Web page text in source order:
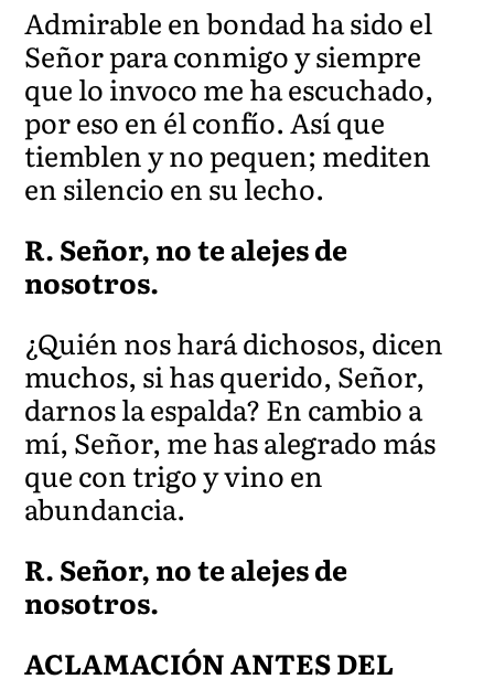
Admirable en bondad ha sido el
Señor para conmigo y siempre
que lo invoco me ha escuchado,
por eso en él confío. Así que
tiemblen y no pequen; mediten
en silencio en su lecho.
R. Señor, no te alejes de
nosotros.
¿Quién nos hará dichosos, dicen
muchos, si has querido, Señor,
darnos la espalda? En cambio a
mí, Señor, me has alegrado más
que con trigo y vino en
abundancia.
R. Señor, no te alejes de
nosotros.
ACLAMACIÓN ANTES DEL